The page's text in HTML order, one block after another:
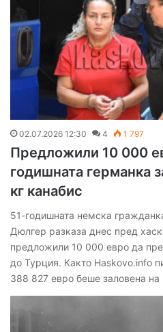
02.07.2026 12:30 4 1 797
Предложили 10 000
годишната германка
кг канабис
51-годишната немска
Дюлгер разказа днес пред
предложили 10 000 евро да
до Турция. Както Haskovo.info
388 827 евро беше заловена